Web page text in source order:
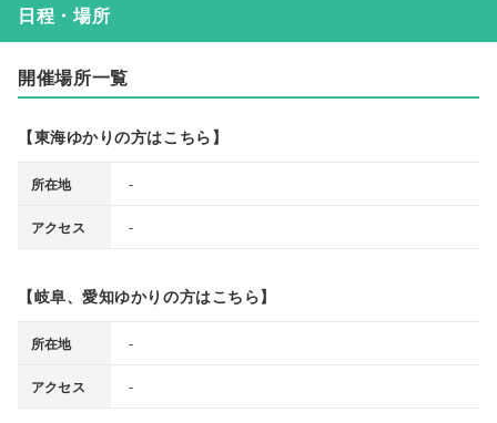
日程・場所
開催場所一覧
【東海ゆかりの方はこちら】
所在地 ‐
アクセス -
【岐阜、愛知ゆかりの方はこちら】
所在地 ‐
アクセス -